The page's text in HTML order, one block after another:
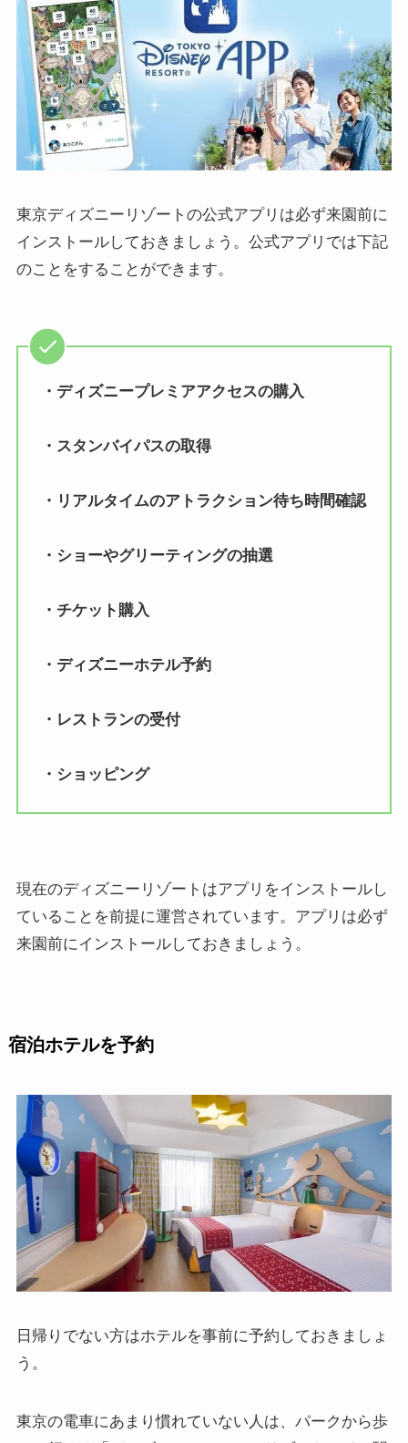
東京ディズニーリゾートの公式アプリは必ず来園前に
インストールしておきましょう。公式アプリでは下記
のことをすることができます。
・ディズニープレミアアクセスの購入
・スタンバイパスの取得
・リアルタイムのアトラクション待ち時間確認
・ショーやグリーティングの抽選
・チケット購入
・ディズニーホテル予約
・レストランの受付
・ショッピング
現在のディズニーリゾートはアプリをインストールし
ていることを前提に運営されています。アプリは必ず
来園前にインストールしておきましょう。
宿泊ホテルを予約
日帰りでない方はホテルを事前に予約しておきましょ
う。
東京の電車にあまり慣れていない人は、パークから歩